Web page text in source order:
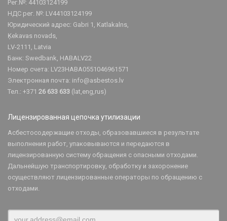
Рег.№: 44103124199
НДС рег. №: LV44103124199
Юридический адрес: Gabri 1, Katlakalns,
Ķekavas novads,
LV-2111, Latvia
Банк: Swedbank, HABALV22
Номер счета: LV23HABA0551046961571
Электронная почта: info@asbestos.lv
Тел.: +371 26 633 633 (lat,eng,rus)
Лицензированная цепочка утилизации
Асбестосодержащие отходы, образовавшиеся в результате
выполнения работ, упаковываются и передаются в
лицензированную систему обращения с опасными отходами.
Дальнейшую транспортировку, обработку и захоронение
осуществляют лицензированные операторы по обращению с
отходами.